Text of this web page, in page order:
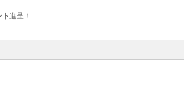
ト進呈！